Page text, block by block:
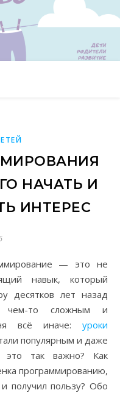
НАЧАТЬ И
ИНТЕРЕС
навык, который
десятков лет назад
чем-то сложным и
всё иначе: уроки
популярным и даже
это так важно? Как
программированию,
получил пользу? Обо